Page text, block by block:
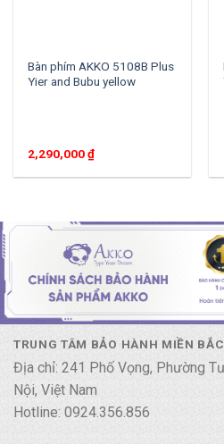
Bàn phím AKKO 5108B Plus
Yier and Bubu yellow
2,290,000₫
TRUNG TÂM BẢO HÀNH MIỀN BẮC
Địa chỉ: 241 Phố Vọng, Phường
Nội, Việt Nam
Hotline: 0924.356.856